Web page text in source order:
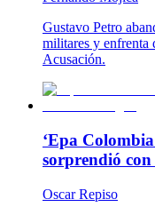
Gustavo Petro
militares y enfrenta
Acusación.
‘Epa
sorprendió
Oscar Repiso